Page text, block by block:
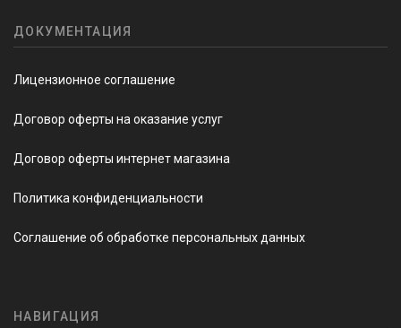
ДОКУМЕНТАЦИЯ
Лицензионное соглашение
Договор оферты на оказание услуг
Договор оферты интернет магазина
Политика конфиденциальности
Соглашение об обработке персональных данных
НАВИГАЦИЯ